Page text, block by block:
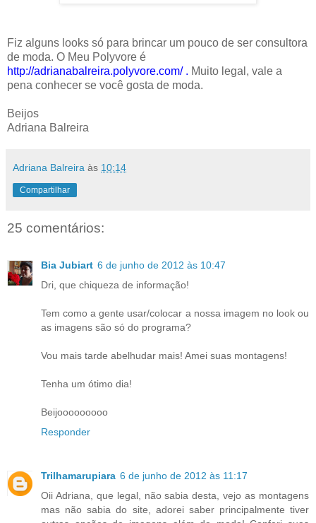
Fiz alguns looks só para brincar um pouco de ser consultora
de moda. O Meu Polyvore é
http://adrianabalreira.polyvore.com/. Muito legal, vale a
pena conhecer se você gosta de moda.
Beijos
Adriana Balreira
Adriana Balreira às 10:14
Compartilhar
25 comentários:
Bia Jubiart 6 de junho de 2012 às 10:47
Dri, que chiqueza de informação!
Tem como a gente usar/colocar a nossa imagem no look ou
as imagens são só do programa?
Vou mais tarde abelhudar mais! Amei suas montagens!
Tenha um ótimo dia!
Beijooooooooo
Responder
Trilhamarupiara 6 de junho de 2012 às 11:17
Oii Adriana, que legal, não sabia desta, vejo as montagens
mas não sabia do site, adorei saber principalmente tiver